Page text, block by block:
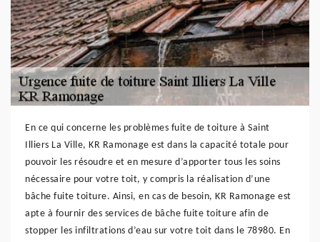
En ce qui concerne les problèmes fuite de toiture à Saint
Illiers La Ville, KR Ramonage est dans la capacité totale pour
pouvoir les résoudre et en mesure d’apporter tous les soins
nécessaire pour votre toit, y compris la réalisation d’une
bâche fuite toiture. Ainsi, en cas de besoin, KR Ramonage est
apte à fournir des services de bâche fuite toiture afin de
stopper les infiltrations d’eau sur votre toit dans le 78980. En